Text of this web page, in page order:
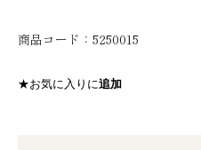
商品コード： 5250015
★お気に入りに追加